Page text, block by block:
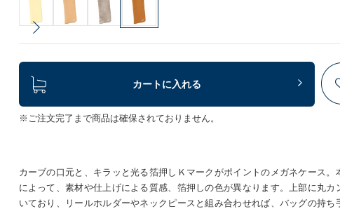
カートに入れる
※ご注文完了まで商品は確保されておりません。
カーブの口元と、キラッと光る箔押しＫマークがポイントのメガネケース。
によって、素材や仕上げによる質感、箔押しの色が異なります。上部に丸カ
いており、リールホルダーやネックピースと組み合わせれば、バッグの持ち